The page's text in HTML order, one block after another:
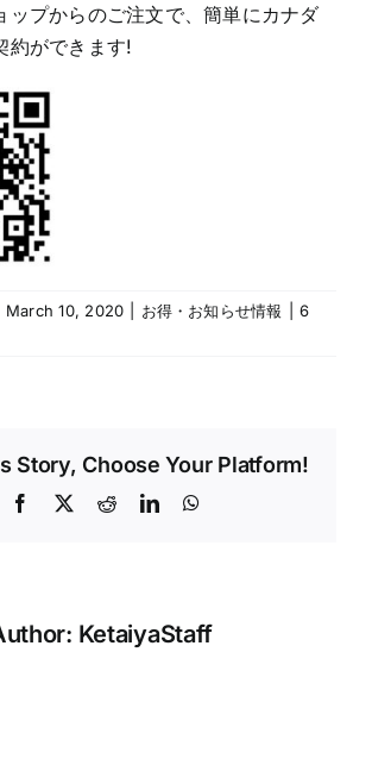
ップからのご注文で、簡単にカナダ
約ができます!
March 10, 2020 お得・お知らせ情報
6
Story, Choose Your Platform!
Facebook
X RedditLinkedIn
KetaiyaStaff